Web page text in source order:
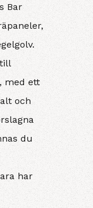
Bar
med ett
och
du
har